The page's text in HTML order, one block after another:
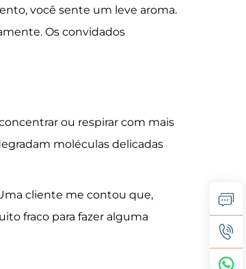
você sente um leve aroma.
Os convidados
ou respirar com mais
moléculas delicadas
cliente me contou que,
fraco para fazer alguma